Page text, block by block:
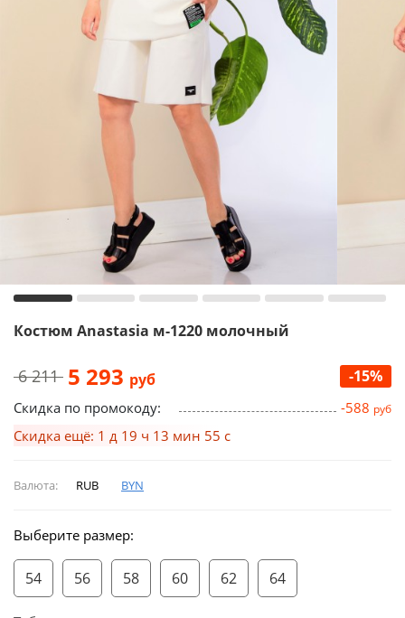
Костюм Anastasia м-1220 молочный
6 211 5 293 руб -15%
Скидка по промокоду: -588 руб
Скидка ещё: 1 д 19 ч 13 мин 54 с
Валюта: RUB BYN
Выберите размер:
54 56 58 60 62 64